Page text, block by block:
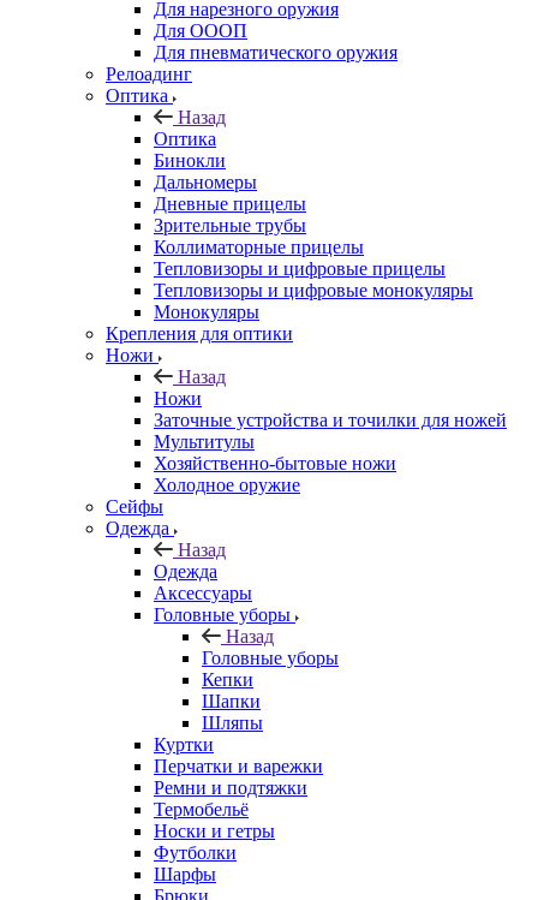
Для нарезного оружия
Для ОООП
Для пневматического оружия
Релоадинг
Оптика
Назад
Оптика
Бинокли
Дальномеры
Дневные прицелы
Зрительные трубы
Коллиматорные прицелы
Тепловизоры и цифровые прицелы
Тепловизоры и цифровые монокуляры
Монокуляры
Крепления для оптики
Ножи
Назад
Ножи
Заточные устройства и точилки для ножей
Мультитулы
Хозяйственно-бытовые ножи
Холодное оружие
Сейфы
Одежда
Назад
Одежда
Аксессуары
Головные уборы
Назад
Головные уборы
Кепки
Шапки
Шляпы
Куртки
Перчатки и варежки
Ремни и подтяжки
Термобельё
Носки и гетры
Футболки
Шарфы
Брюки